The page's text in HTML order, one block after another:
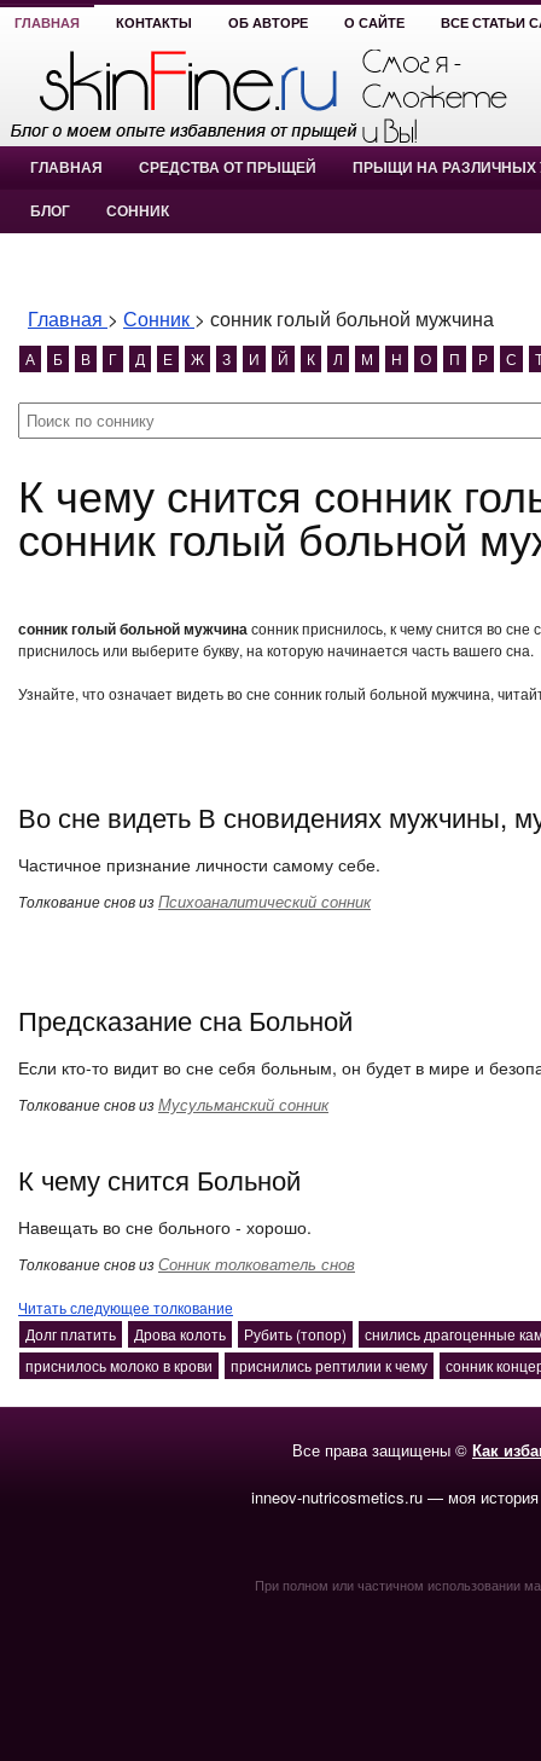
ГЛАВНАЯ КОНТАКТЫ ОБ АВТОРЕ О САЙТЕ ВСЕ СТАТЬИ
ГЛАВНАЯ СРЕДСТВА ОТ ПРЫЩЕЙ ПРЫЩИ НА РАЗЛИЧНЫХ
БЛОГ СОННИК
Главная > Сонник > сонник голый больной мужчина
А Б В Г Д Е Ж З И Й К Л М Н О П Р С
К чему снится сонник голый больной мужчина?
сонник голый больной
сонник голый больной мужчинасонник приснилось, к чему снится во
приснилось или выберите букву, на которую начинается часть вашего сна.
Узнайте, что означает видеть во сне сонник голый больной мужчина,
Во сне видеть В сновидениях мужчины,
Частичное признание личности самому себе.
Толкование снов изПсихоаналитический сонник
Предсказание сна Больной
Если кто-то видит во сне себя больным, он будет в мире и
Толкование снов изМусульманский сонник
К чему снится Больной
Навещать во сне больного - хорошо.
Толкование снов изСонник толкователь снов
Читать следующее толкование
Долг платить
Дрова колоть Рубить (топор)
снились драгоценные
приснилось молоко в крови
приснились рептилии к чему сонник
Все права защищены © Как
inneov-nutricosmetics.ru — моя
При полном или частичном использовании